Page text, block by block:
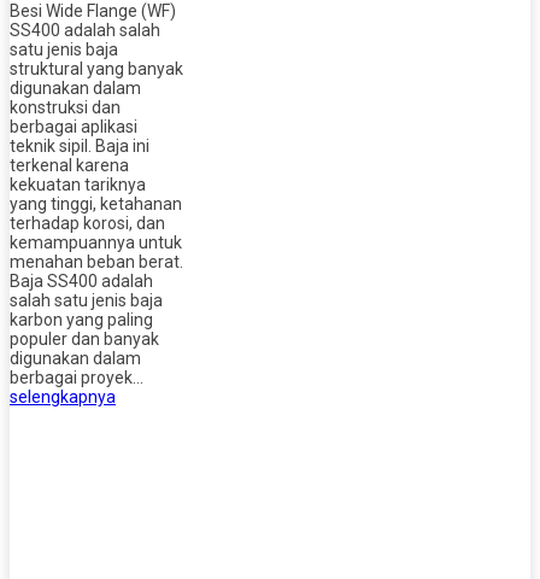
Besi Wide Flange (WF)
SS400 adalah salah
satu jenis baja
struktural yang banyak
digunakan dalam
konstruksi dan
berbagai aplikasi
teknik sipil. Baja ini
terkenal karena
kekuatan tariknya
yang tinggi, ketahanan
terhadap korosi, dan
kemampuannya untuk
menahan beban berat.
Baja SS400 adalah
salah satu jenis baja
karbon yang paling
populer dan banyak
digunakan dalam
berbagai proyek…
selengkapnya